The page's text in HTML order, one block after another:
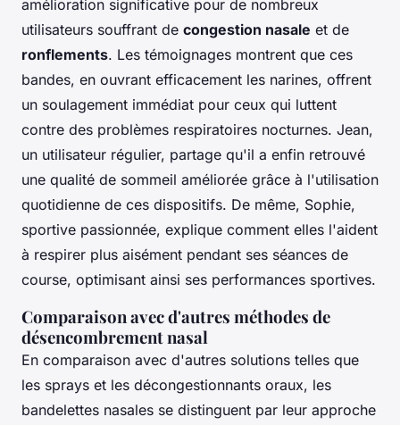
amélioration significative pour de nombreux
utilisateurs souffrant de congestion nasale et de
ronflements. Les témoignages montrent que ces
bandes, en ouvrant efficacement les narines, offrent
un soulagement immédiat pour ceux qui luttent
contre des problèmes respiratoires nocturnes. Jean,
un utilisateur régulier, partage qu'il a enfin retrouvé
une qualité de sommeil améliorée grâce à l'utilisation
quotidienne de ces dispositifs. De même, Sophie,
sportive passionnée, explique comment elles l'aident
à respirer plus aisément pendant ses séances de
course, optimisant ainsi ses performances sportives.
Comparaison avec d'autres méthodes de
désencombrement nasal
En comparaison avec d'autres solutions telles que
les sprays et les décongestionnants oraux, les
bandelettes nasales se distinguent par leur approche